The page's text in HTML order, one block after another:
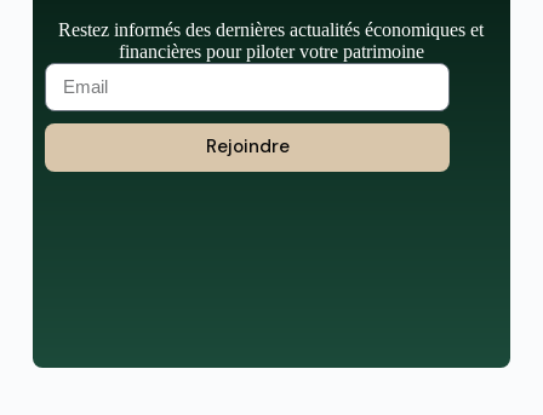
Restez informés des dernières actualités économiques et
financières pour piloter votre patrimoine
Rejoindre